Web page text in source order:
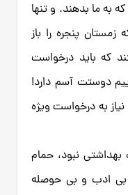
به ما بدهند. و تنها
پنجره را باز
که باید درخواست
دوستت آسم دارد!
به درخواست ویژه
بهداشتی نبود، حمام
بی ادب و بی حوصله